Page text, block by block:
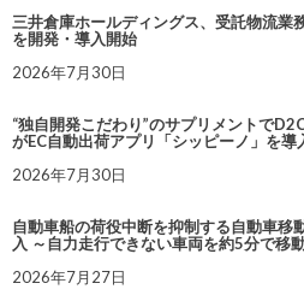
三井倉庫ホールディングス、受託物流業
を開発・導入開始
2026年7月30日
“独自開発こだわり”のサプリメントで
がEC自動出荷アプリ「シッピーノ」を導
2026年7月30日
自動車船の荷役中断を抑制する自動車移
入 ～自力走行できない車両を約5分で移
2026年7月27日